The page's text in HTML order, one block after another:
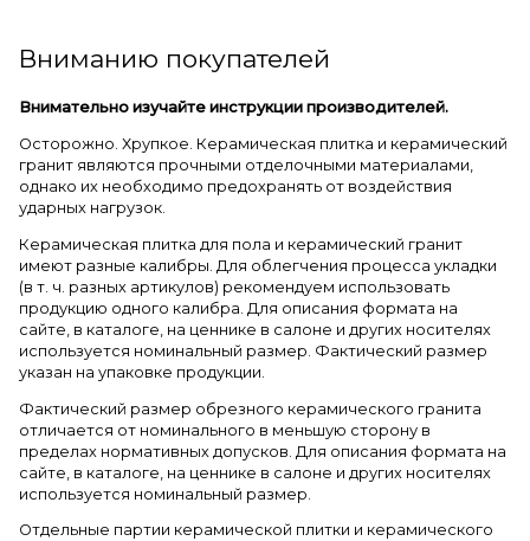
Вниманию покупателей
Внимательно изучайте инструкции производителей.
Осторожно. Хрупкое. Керамическая плитка и керамический
гранит являются прочными отделочными материалами,
однако их необходимо предохранять от воздействия
ударных нагрузок.
Керамическая плитка для пола и керамический гранит
имеют разные калибры. Для облегчения процесса укладки
(в т. ч. разных артикулов) рекомендуем использовать
продукцию одного калибра. Для описания формата на
сайте, в каталоге, на ценнике в салоне и других носителях
используется номинальный размер. Фактический размер
указан на упаковке продукции.
Фактический размер обрезного керамического гранита
отличается от номинального в меньшую сторону в
пределах нормативных допусков. Для описания формата на
сайте, в каталоге, на ценнике в салоне и других носителях
используется номинальный размер.
Отдельные партии керамической плитки и керамического